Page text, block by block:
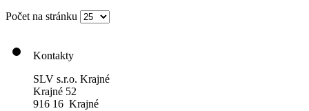
Počet na stránku
Kontakty
SLV s.r.o. Krajné
Krajné 52
916 16 Krajné